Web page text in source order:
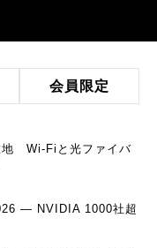
会員限定
地 Wi-Fiと光ファイバ
― NVIDIA 1000社超